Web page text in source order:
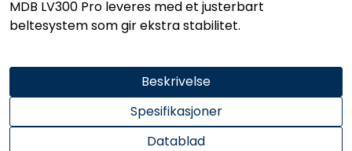
MDB LV300 Pro leveres med et justerbart
beltesystem som gir ekstra stabilitet.
Beskrivelse
Spesifikasjoner
Datablad